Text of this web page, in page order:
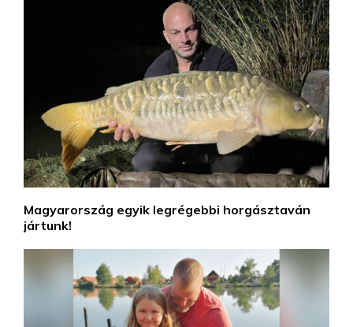
Magyarország egyik legrégebbi horgásztaván
jártunk!